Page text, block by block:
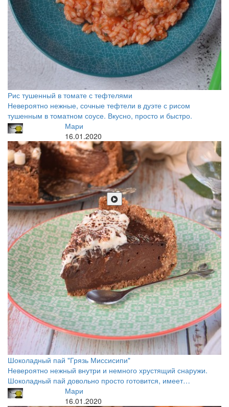
Рис тушенный в томате с тефтелями
Невероятно нежные, сочные тефтели в дуэте с рисом
тушенным в томатном соусе. Вкусно, просто и быстро.
Мари
16.01.2020
Шоколадный пай "Грязь Миссисипи"
Невероятно нежный внутри и немного хрустящий снаружи.
Шоколадный пай довольно просто готовится, имеет…
Мари
16.01.2020